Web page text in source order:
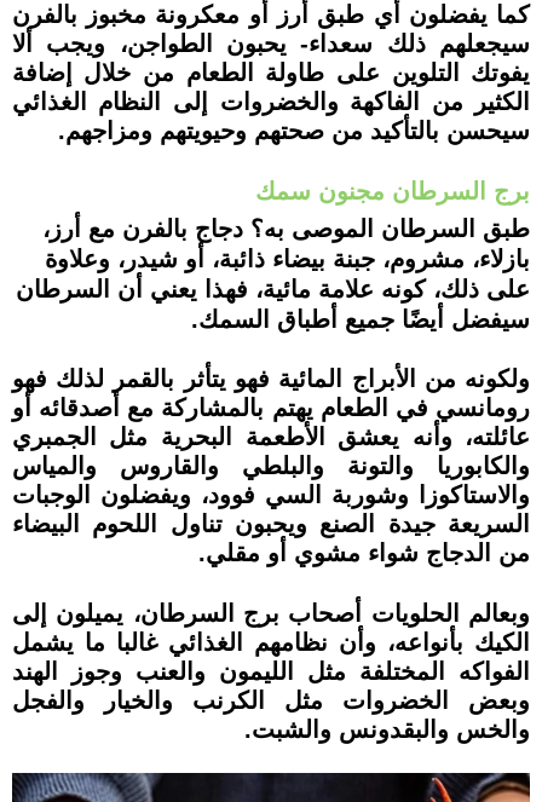
كما يفضلون أي طبق أرز أو معكرونة مخبوز بالفرن
سيجعلهم ذلك سعداء- يحبون الطواجن، ويجب ألا
يفوتك التلوين على طاولة الطعام من خلال إضافة
الكثير من الفاكهة والخضروات إلى النظام الغذائي
سيحسن بالتأكيد من صحتهم وحيويتهم ومزاجهم.
برج السرطان مجنون سمك
طبق السرطان الموصى به؟ دجاج بالفرن مع أرز،
بازلاء، مشروم، جبنة بيضاء ذائبة، أو شيدر، وعلاوة
على ذلك، كونه علامة مائية، فهذا يعني أن السرطان
سيفضل أيضًا جميع أطباق السمك.
ولكونه من الأبراج المائية فهو يتأثر بالقمر لذلك فهو
رومانسي في الطعام يهتم بالمشاركة مع أصدقائه أو
عائلته، وأنه يعشق الأطعمة البحرية مثل الجمبري
والكابوريا والتونة والبلطي والقاروس والمياس
والاستاكوزا وشوربة السي فوود، ويفضلون الوجبات
السريعة جيدة الصنع ويحبون تناول اللحوم البيضاء
من الدجاج شواء مشوي أو مقلي.
وبعالم الحلويات أصحاب برج السرطان، يميلون إلى
الكيك بأنواعه، وأن نظامهم الغذائي غالبا ما يشمل
الفواكه المختلفة مثل الليمون والعنب وجوز الهند
وبعض الخضروات مثل الكرنب والخيار والفجل
والخس والبقدونس والشبت.